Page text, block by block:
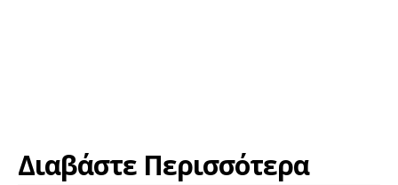
Διαβάστε Περισσότερα